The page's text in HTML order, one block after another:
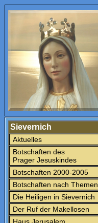
Sievernich
Aktuelles
Botschaften des
Prager Jesuskindes
Botschaften 2000-2005
Botschaften nach Themen
Die Heiligen in Sievernich
Der Ruf der Makellosen